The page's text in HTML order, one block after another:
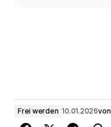
Frei werden 10.01.2026von